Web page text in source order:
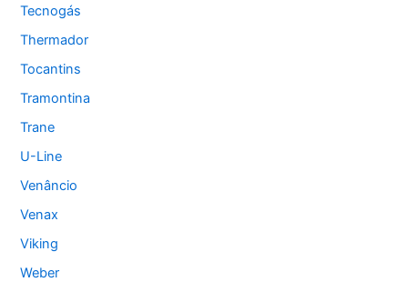
Tecnogás
Thermador
Tocantins
Tramontina
Trane
U-Line
Venâncio
Venax
Viking
Weber